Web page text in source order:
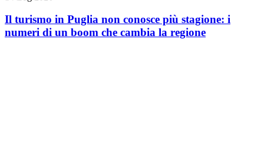
Il turismo in Puglia non conosce più stagione: i
numeri di un boom che cambia la regione